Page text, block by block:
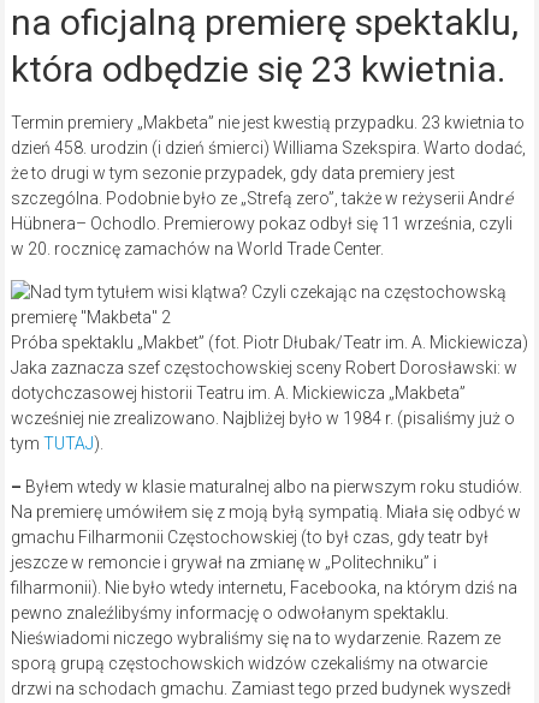
na oficjalną premierę spektaklu,
która odbędzie się 23 kwietnia.
Termin premiery „Makbeta” nie jest kwestią przypadku. 23 kwietnia to
dzień 458. urodzin (i dzień śmierci) Williama Szekspira. Warto dodać,
że to drugi w tym sezonie przypadek, gdy data premiery jest
szczególna. Podobnie było ze „Strefą zero”, także w reżyserii André
Hübnera– Ochodlo. Premierowy pokaz odbył się 11 września, czyli
w 20. rocznicę zamachów na World Trade Center.
Próba spektaklu „Makbet” (fot. Piotr Dłubak/Teatr im. A. Mickiewicza)
Jaka zaznacza szef częstochowskiej sceny Robert Dorosławski: w
dotychczasowej historii Teatru im. A. Mickiewicza „Makbeta”
wcześniej nie zrealizowano. Najbliżej było w 1984 r. (pisaliśmy już o
tym TUTAJ).
– Byłem wtedy w klasie maturalnej albo na pierwszym roku studiów.
Na premierę umówiłem się z moją byłą sympatią. Miała się odbyć w
gmachu Filharmonii Częstochowskiej (to był czas, gdy teatr był
jeszcze w remoncie i grywał na zmianę w „Politechniku” i
filharmonii). Nie było wtedy internetu, Facebooka, na którym dziś na
pewno znaleźlibyśmy informację o odwołanym spektaklu.
Nieświadomi niczego wybraliśmy się na to wydarzenie. Razem ze
sporą grupą częstochowskich widzów czekaliśmy na otwarcie
drzwi na schodach gmachu. Zamiast tego przed budynek wyszedł